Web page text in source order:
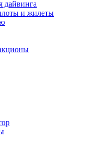
дайвинга
и жилеты